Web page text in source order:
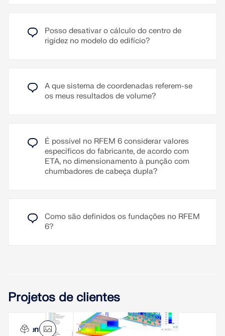
Regras de armadura (armadura mínima)
condição seja cumprida e realiza a verificação com
os valores ajustados. Os valores utilizados, bem
Ler mais
Posso desativar o cálculo do centro de
rigidez no modelo do edifício?
A que sistema de coordenadas referem-se
os meus resultados de volume?
É possível no RFEM 6 considerar valores
específicos do fabricante, de acordo com
ETA, no dimensionamento à punção com
chumbadores de cabeça dupla?
Como são definidos os fundações no RFEM
6?
Projetos de clientes
Central de betão, Queens, Nova Iorque, EUA